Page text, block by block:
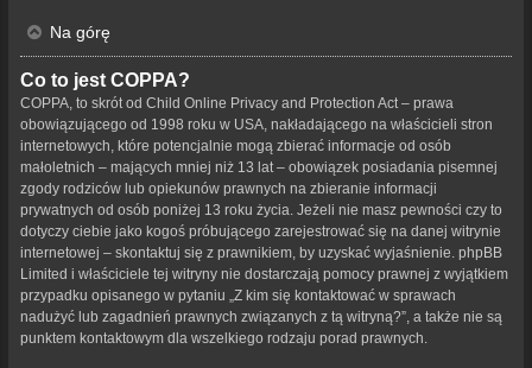
Na górę
Co to jest COPPA?
COPPA, to skrót od Child Online Privacy and Protection Act – prawa
obowiązującego od 1998 roku w USA, nakładającego na właścicieli stron
internetowych, które potencjalnie mogą zbierać informacje od osób
małoletnich – mających mniej niż 13 lat – obowiązek posiadania pisemnej
zgody rodziców lub opiekunów prawnych na zbieranie informacji
prywatnych od osób poniżej 13 roku życia. Jeżeli nie masz pewności czy to
dotyczy ciebie jako kogoś próbującego zarejestrować się na danej witrynie
internetowej – skontaktuj się z prawnikiem, by uzyskać wyjaśnienie. phpBB
Limited i właściciele tej witryny nie dostarczają pomocy prawnej z wyjątkiem
przypadku opisanego w pytaniu „Z kim się kontaktować w sprawach
nadużyć lub zagadnień prawnych związanych z tą witryną?”, a także nie są
punktem kontaktowym dla wszelkiego rodzaju porad prawnych.